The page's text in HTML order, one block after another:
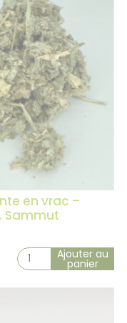
en vrac –
Sammut
Ajouter au
panier